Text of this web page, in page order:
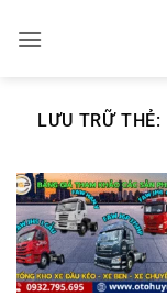
qua
LƯU TRỮ THẺ: